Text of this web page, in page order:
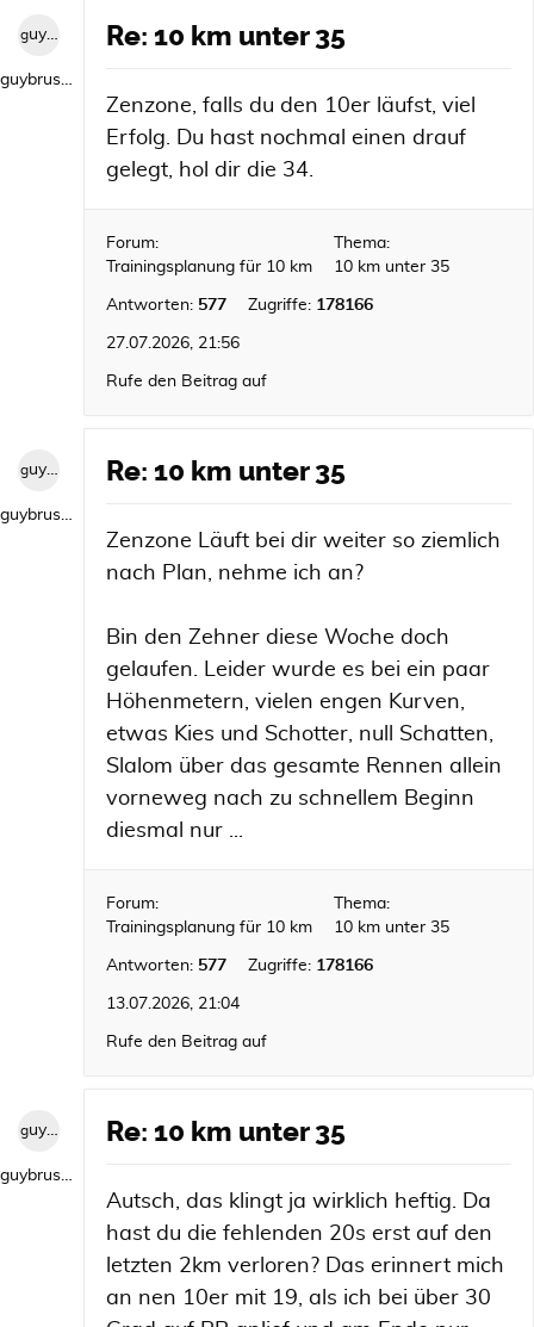
guybrush1992
guybrush1992
Re: 10 km unter 35
Zenzone, falls du den 10er läufst, viel
Erfolg. Du hast nochmal einen drauf
gelegt, hol dir die 34.
Forum:
Trainingsplanung für 10 km
Thema:
10 km unter 35
Antworten: 577 Zugriffe: 178166
27.07.2026, 21:56
Rufe den Beitrag auf
guybrush1992
guybrush1992
Re: 10 km unter 35
Zenzone Läuft bei dir weiter so ziemlich
nach Plan, nehme ich an?
Bin den Zehner diese Woche doch
gelaufen. Leider wurde es bei ein paar
Höhenmetern, vielen engen Kurven,
etwas Kies und Schotter, null Schatten,
Slalom über das gesamte Rennen allein
vorneweg nach zu schnellem Beginn
diesmal nur ...
Forum:
Trainingsplanung für 10 km
Thema:
10 km unter 35
Antworten: 577 Zugriffe: 178166
13.07.2026, 21:04
Rufe den Beitrag auf
guybrush1992
guybrush1992
Re: 10 km unter 35
Autsch, das klingt ja wirklich heftig. Da
hast du die fehlenden 20s erst auf den
letzten 2km verloren? Das erinnert mich
an nen 10er mit 19, als ich bei über 30